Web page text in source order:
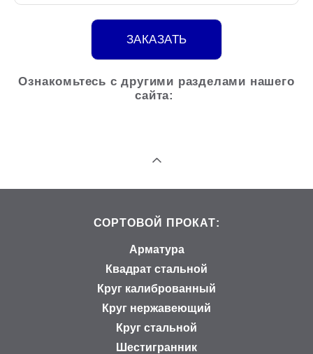
ЗАКАЗАТЬ
Ознакомьтесь с другими разделами нашего
сайта:
СОРТОВОЙ ПРОКАТ:
Арматура
Квадрат стальной
Круг калиброванный
Круг нержавеющий
Круг стальной
Шестигранник